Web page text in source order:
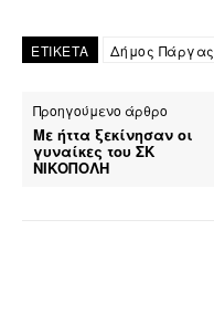
ΕΤΙΚΕΤΑ Δήμος Πάργας
Προηγούμενο άρθρο
Με ήττα ξεκίνησαν οι
γυναίκες του ΣΚ
ΝΙΚΟΠΟΛΗ